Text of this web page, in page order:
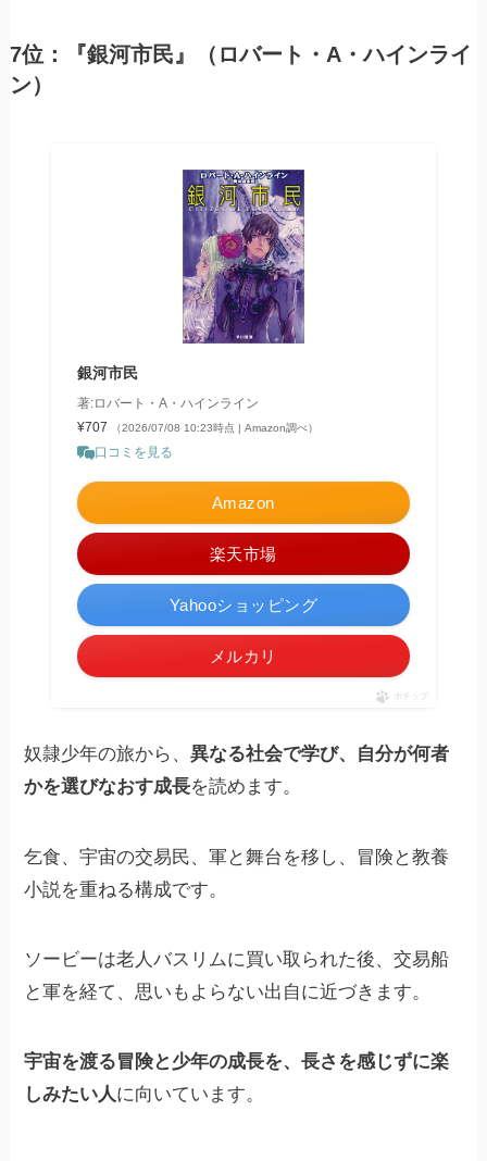
7位：『銀河市民』（ロバート・A・ハインライ
ン）
銀河市民
著:ロバート・A・ハインライン
¥707
（2026/07/08 10:23時点 | Amazon調べ）
口コミを見る
Amazon
楽天市場
Yahooショッピング
メルカリ
ポチップ
奴隷少年の旅から、異なる社会で学び、自分が何者
かを選びなおす成長を読めます。
乞食、宇宙の交易民、軍と舞台を移し、冒険と教養
小説を重ねる構成です。
ソービーは老人バスリムに買い取られた後、交易船
と軍を経て、思いもよらない出自に近づきます。
宇宙を渡る冒険と少年の成長を、長さを感じずに楽
しみたい人に向いています。